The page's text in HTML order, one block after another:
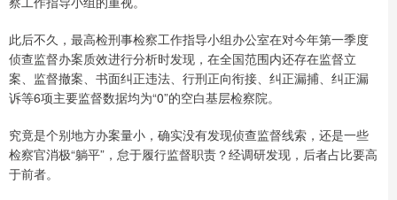
此后不久，最高检刑事检察工作指导小组办公室在对今年第一季度
侦查监督办案质效进行分析时发现，在全国范围内还存在监督立
案、监督撤案、书面纠正违法、行刑正向衔接、纠正漏捕、纠正漏
诉等6项主要监督数据均为“0”的空白基层检察院。
究竟是个别地方办案量小，确实没有发现侦查监督线索，还是一些
检察官消极“躺平”，怠于履行监督职责？经调研发现，后者占比要高
于前者。